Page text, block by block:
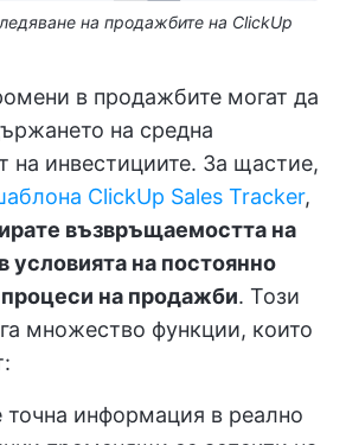
на продажбите на ClickUp
в продажбите могат да
на средна
на инвестициите. За щастие,
ClickUp Sales Tracker,
възвръщаемостта на
условията на постоянно
на продажби. Този
множество функции, които
точна информация в реално